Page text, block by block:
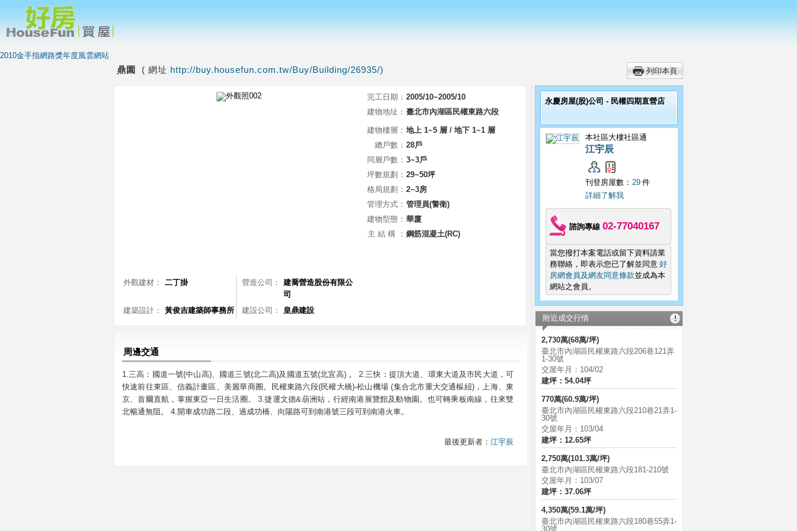
2010金手指網路獎年度風雲網站
鼎園 ( 網址 http://buy.housefun.com.tw/Buy/Building/26935/) 列印本頁
外觀建材： 二丁掛 營造公司：
建喬營造股份有限公
司
建築設計：
黃俊吉建築師事務所 建設公司： 皇鼎建設
完工日期： 2005/10~2005/10
建物地址： 臺北市內湖區民權東路六段
建物樓層： 地上 1~5 層 / 地下 1~1 層
總戶數： 28戶
同層戶數： 3~3戶
坪數規劃： 29~50坪
格局規劃： 2~3房
管理方式： 管理員(警衛)
建物型態： 華廈
主 結 構 ： 鋼筋混凝土(RC)
周邊交通
1.三高：國道一號(中山高)、國道三號(北二高)及國道五號(北宜高) 。 2.三快：提頂大道、環東大道及市民大道，可
快速前往東區、信義計畫區、美麗華商圈。 民權東路六段(民權大橋)-松山機場 (集合北市重大交通樞紐)，上海、東
京、首爾直航，掌握東亞一日生活圈。 3.捷運文德&葫洲站，行經南港展覽館及動物園。 也可轉乘板南線，往來雙
北暢通無阻。 4.開車成功路二段、過成功橋、向陽路可到南港號三段可到南港火車。
最後更新者： 江宇辰
永慶房屋(股)公司 - 民權四期直營店
本社區大樓社區通
江宇辰
刊登房屋數： 29 件
詳細了解我
諮詢專線 02-77040167
當您撥打本案電話或留下資料請業
務聯絡，即表示您已了解並同意 好
房網會員及網友同意條款並成為本
網站之會員。
附近成交行情
2,730萬(68萬/坪)
臺北市內湖區民權東路六段206巷121弄
1-30號
交屋年月：104/02
建坪：54.04坪
770萬(60.9萬/坪)
臺北市內湖區民權東路六段210巷21弄1-
30號
交屋年月：103/04
建坪：12.65坪
2,750萬(101.3萬/坪)
臺北市內湖區民權東路六段181-210號
交屋年月：103/07
建坪：37.06坪
4,350萬(59.1萬/坪)
臺北市內湖區民權東路六段180巷55弄1-
30號